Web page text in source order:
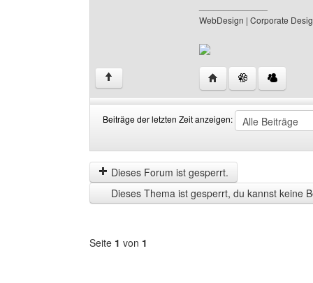
WebDesign | Corporate
↑ Website dieses
Beiträge der letzten Zeit anzeigen:
der
letzten
Zeit
anzeigen
by
Dieses Forum ist gesperrt.
Dieses Thema ist gesperrt, du kannst keine
Seite 1 von 1